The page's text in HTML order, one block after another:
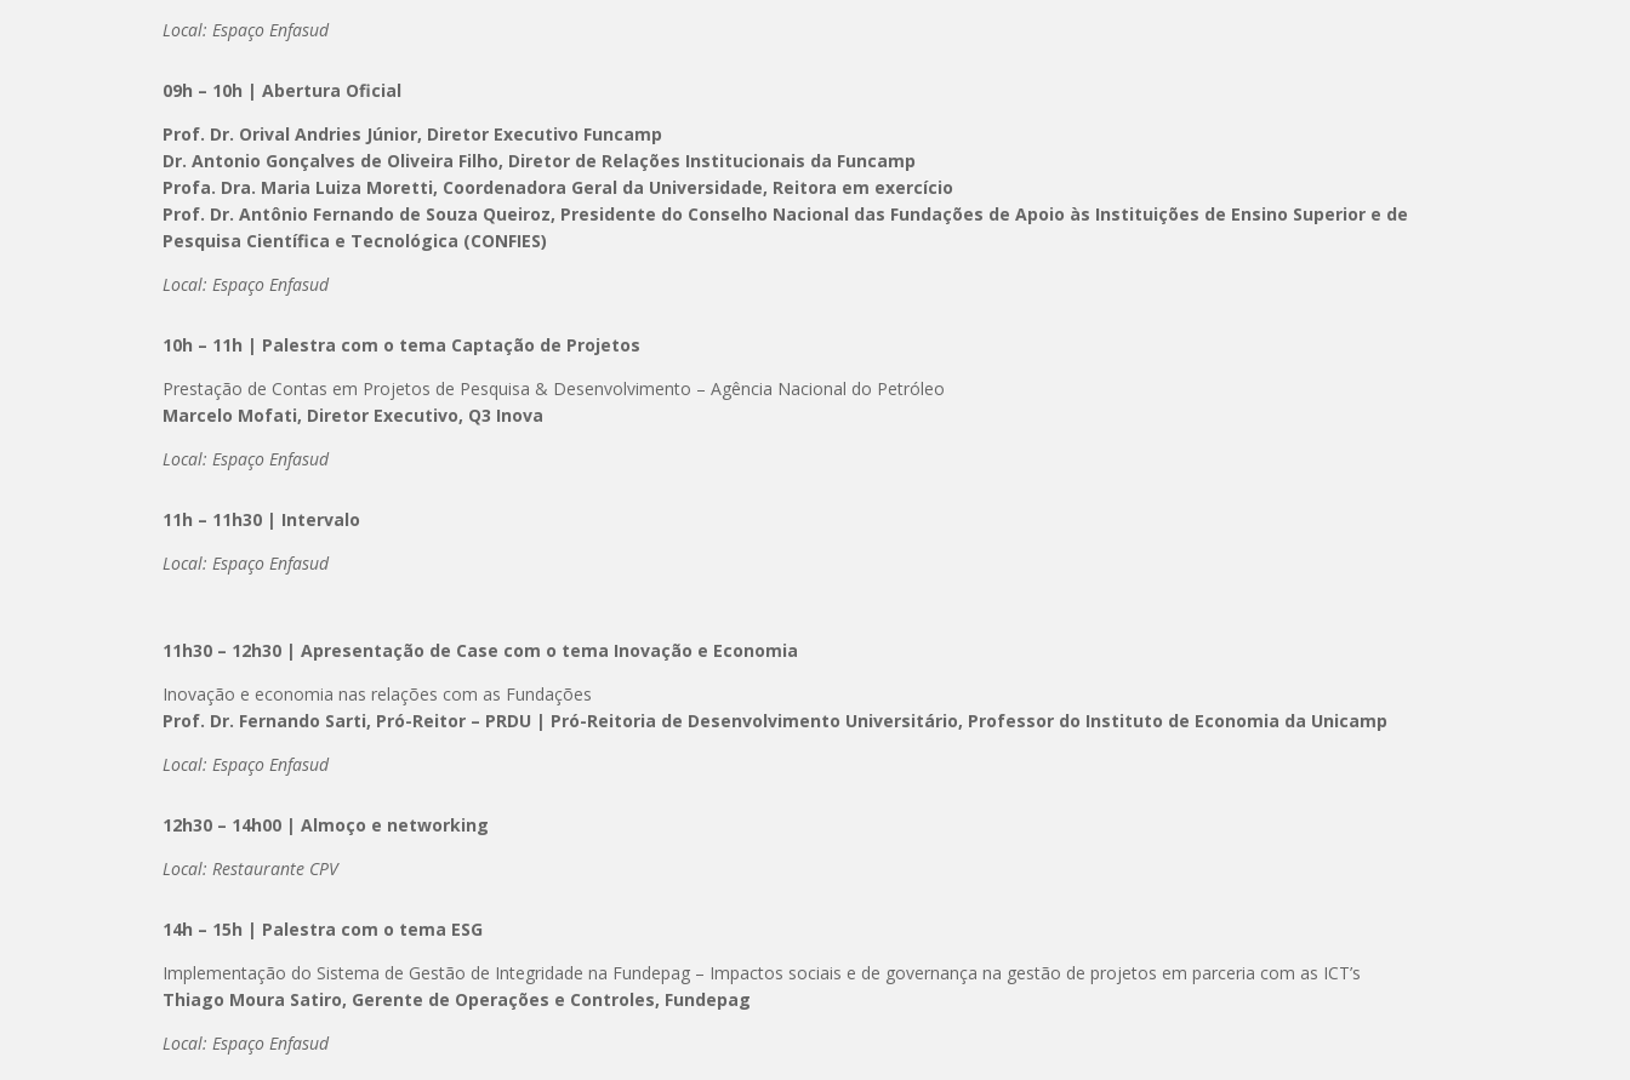
Local: Espaço Enfasud
09h – 10h | Abertura Oficial
Prof. Dr. Orival Andries Júnior, Diretor Executivo Funcamp
Dr. Antonio Gonçalves de Oliveira Filho, Diretor de Relações Institucionais da Funcamp
Profa. Dra. Maria Luiza Moretti, Coordenadora Geral da Universidade, Reitora em exercício
Prof. Dr. Antônio Fernando de Souza Queiroz, Presidente do Conselho Nacional das Fundações de Apoio às Instituições de Ensino Superior e de
Pesquisa Científica e Tecnológica (CONFIES)
Local: Espaço Enfasud
10h – 11h | Palestra com o tema Captação de Projetos
Prestação de Contas em Projetos de Pesquisa & Desenvolvimento – Agência Nacional do Petróleo
Marcelo Mofati, Diretor Executivo, Q3 Inova
Local: Espaço Enfasud
11h – 11h30 | Intervalo
Local: Espaço Enfasud
11h30 – 12h30 | Apresentação de Case com o tema Inovação e Economia
Inovação e economia nas relações com as Fundações
Prof. Dr. Fernando Sarti, Pró-Reitor – PRDU | Pró-Reitoria de Desenvolvimento Universitário, Professor do Instituto de Economia da Unicamp
Local: Espaço Enfasud
12h30 – 14h00 | Almoço e networking
Local: Restaurante CPV
14h – 15h | Palestra com o tema ESG
Implementação do Sistema de Gestão de Integridade na Fundepag – Impactos sociais e de governança na gestão de projetos em parceria com as ICT’s
Thiago Moura Satiro, Gerente de Operações e Controles, Fundepag
Local: Espaço Enfasud